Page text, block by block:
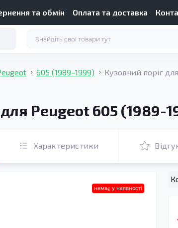
та обмін Оплата та доставка
605 (1989–1999) Кузовний поріг
Peugeot 605 (1989-
Характеристики
немає у наявності